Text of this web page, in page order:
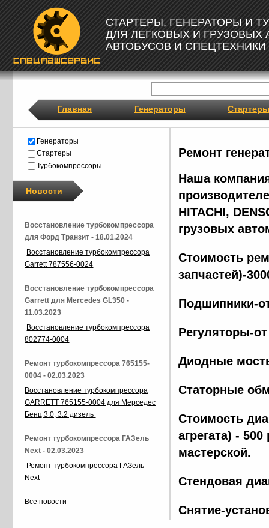
СТАРТЕРЫ, ГЕНЕРАТОРЫ И
ДЛЯ ЛЕГКОВЫХ И ГРУЗОВЫХ
АВТОБУСОВ И СПЕЦТЕХНИКИ
Главная Генераторы Стартеры
Ремонт
Наша
HITACHI,
грузовых
Стоимость
запчастей)-
Подшипники-
Регуляторы-
Диодные
Статорные
Стоимость
агрегата) -
мастерской.
Стендовая
Снятие-
Генераторы
Стартеры
Турбокомпрессоры
Новости
Восстановление турбокомпрессора
для Форд Транзит - 18.01.2024
Восстановление турбокомпрессора
Garrett 787556-0024
Восстановление турбокомпрессора
Garrett для Mercedes GL350 -
11.03.2023
Восстановление турбокомпрессора
802774-0004
Ремонт турбокомпрессора 765155-
0004 - 02.03.2023
Восстановление турбокомпрессора
GARRETT 765155-0004 для Мерседес
Бенц 3.0, 3.2 дизель
Ремонт турбокомпрессора ГАЗель
Next - 02.03.2023
Ремонт турбокомпрессора ГАЗель
Next
Все новости